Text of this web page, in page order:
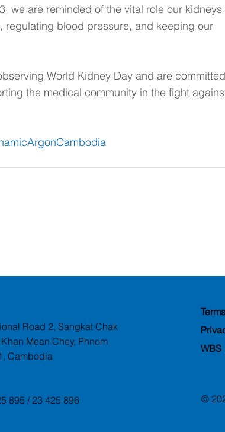
we are reminded of the vital role our
blood pressure, and keeping our
World Kidney Day and are
the medical community in the fight
Road 2, Sangkat Chak
Mean Chey, Phnom
Cambodia
895 / 23 425 896
©
WBS